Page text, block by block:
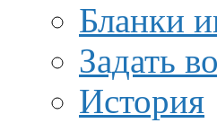
Бланки
Задать
История